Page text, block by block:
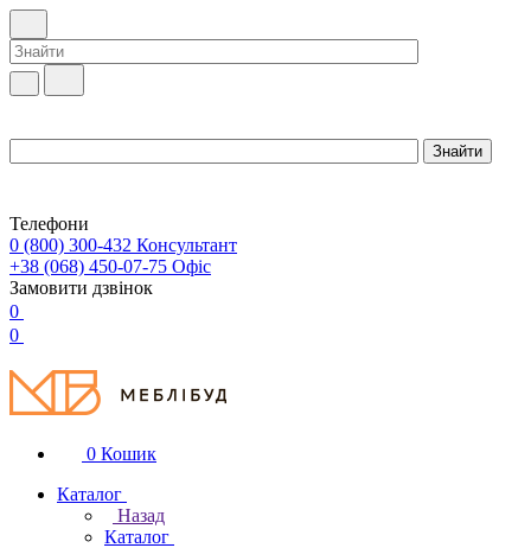
Телефони
0 (800) 300-432 Консультант
+38 (068) 450-07-75 Офіс
Замовити дзвінок
0
0
0 Кошик
Каталог
Назад
Каталог